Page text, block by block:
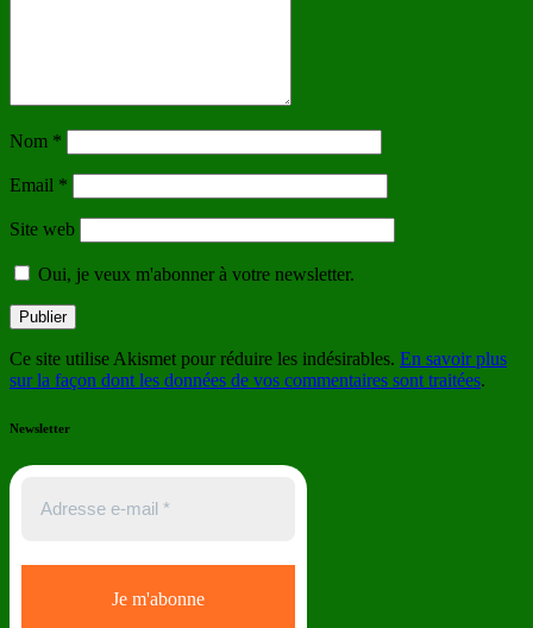
Nom *
Email *
Site web
Oui, je veux m'abonner à votre newsletter.
Ce site utilise Akismet pour réduire les indésirables. En savoir plus
sur la façon dont les données de vos commentaires sont traitées.
Newsletter